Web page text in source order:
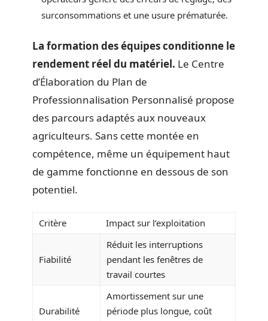
surconsommations et une usure prématurée.
La formation des équipes conditionne le
rendement réel du matériel. Le Centre
d’Élaboration du Plan de
Professionnalisation Personnalisé propose
des parcours adaptés aux nouveaux
agriculteurs. Sans cette montée en
compétence, même un équipement haut
de gamme fonctionne en dessous de son
potentiel.
Critère Impact sur l’exploitation
Fiabilité
Réduit les interruptions
pendant les fenêtres de
travail courtes
Durabilité
Amortissement sur une
période plus longue, coût